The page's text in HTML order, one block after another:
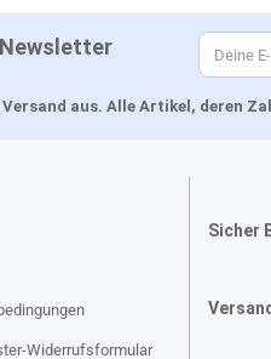
aus. Alle Artikel, deren
Widerrufsformular
Sicher
Versand